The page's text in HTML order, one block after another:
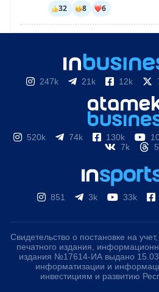
247k 21k 12k
520k 74k 130k
7k
851 3k 33k
Свидетельство о постановке на
печатного издания,
издания №17614-ИА выдано
информатизации и
инвестициям и развитию